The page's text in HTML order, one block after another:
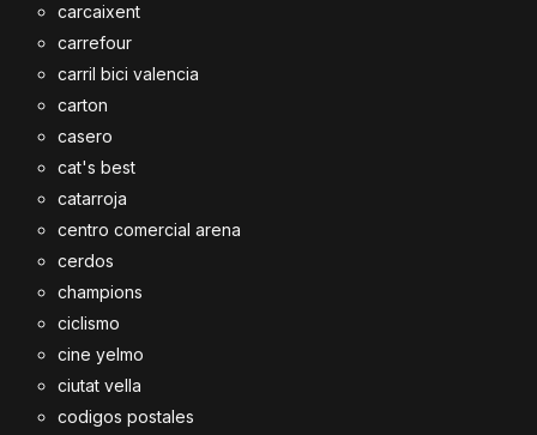
carcaixent
carrefour
carril bici valencia
carton
casero
cat's best
catarroja
centro comercial arena
cerdos
champions
ciclismo
cine yelmo
ciutat vella
codigos postales